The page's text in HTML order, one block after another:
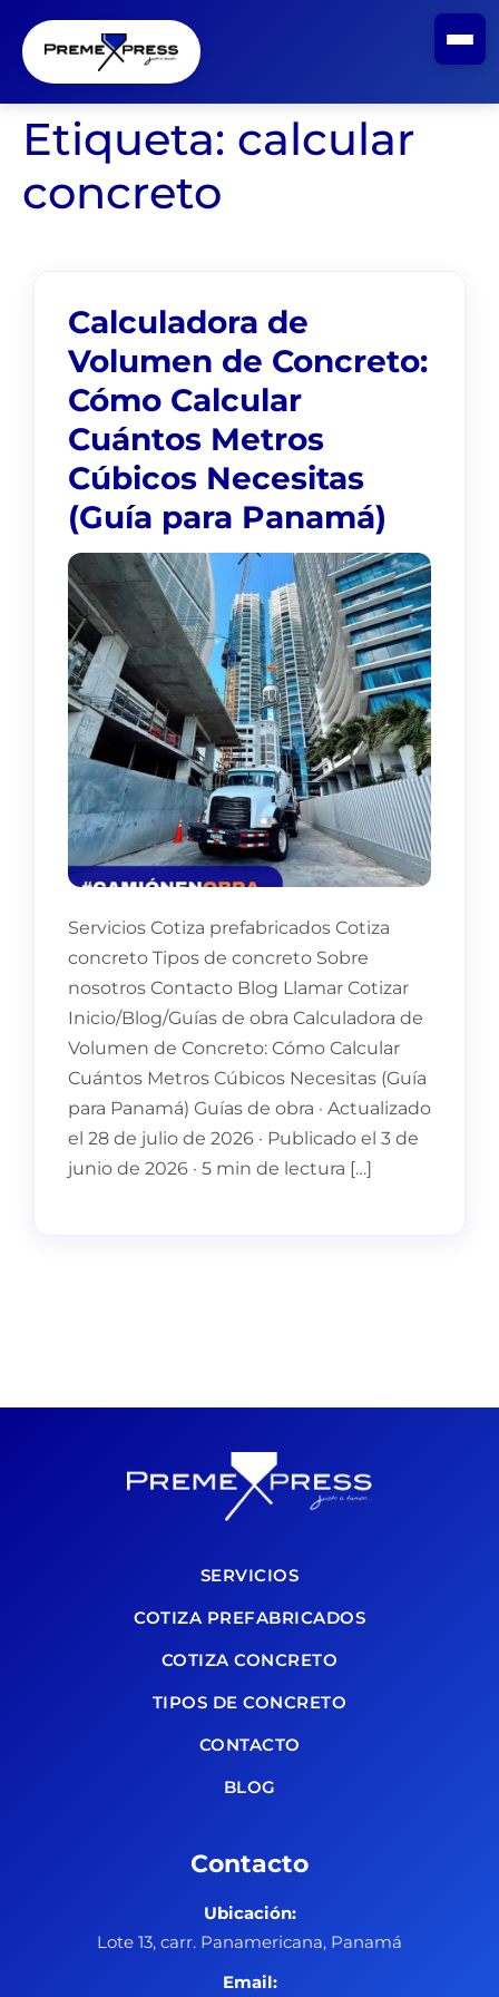
Etiqueta: calcular
concreto
Calculadora de
Volumen de Concreto:
Cómo Calcular
Cuántos Metros
Cúbicos Necesitas
(Guía para Panamá)
Servicios Cotiza prefabricados Cotiza
concreto Tipos de concreto Sobre
nosotros Contacto Blog Llamar Cotizar
Inicio/Blog/Guías de obra Calculadora de
Volumen de Concreto: Cómo Calcular
Cuántos Metros Cúbicos Necesitas (Guía
para Panamá) Guías de obra · Actualizado
el 28 de julio de 2026 · Publicado el 3 de
junio de 2026 · 5 min de lectura […]
SERVICIOS
COTIZA PREFABRICADOS
COTIZA CONCRETO
TIPOS DE CONCRETO
CONTACTO
BLOG
Contacto
Ubicación:
Lote 13, carr. Panamericana, Panamá
Email: